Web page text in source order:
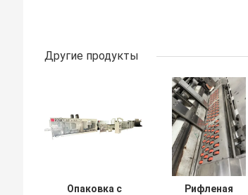
Другие продукты
Опаковка с
Рифленая